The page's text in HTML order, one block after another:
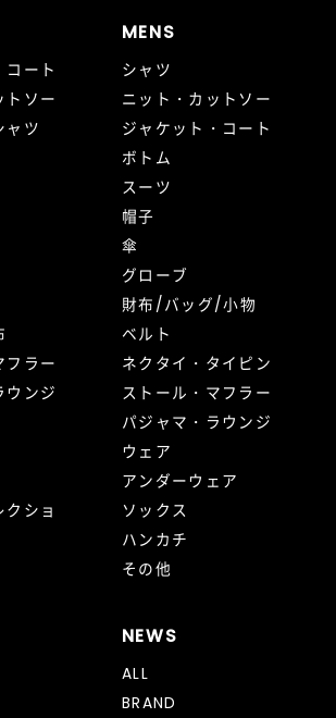
コート
トソー
ャツ
フラー
ウンジ
クショ
MENS
シャツ
ニット・カットソー
ジャケット・コート
ボトム
スーツ
帽子
傘
グローブ
財布/バッグ/小物
ベルト
ネクタイ・タイピン
ストール・マフラー
パジャマ・ラウンジ
ウェア
アンダーウェア
ソックス
ハンカチ
その他
NEWS
ALL
BRAND